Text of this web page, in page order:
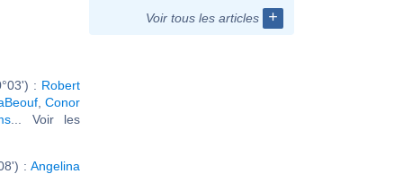
: Robert
Conor
... Voir les
: Angelina
Voir tous les articles
+